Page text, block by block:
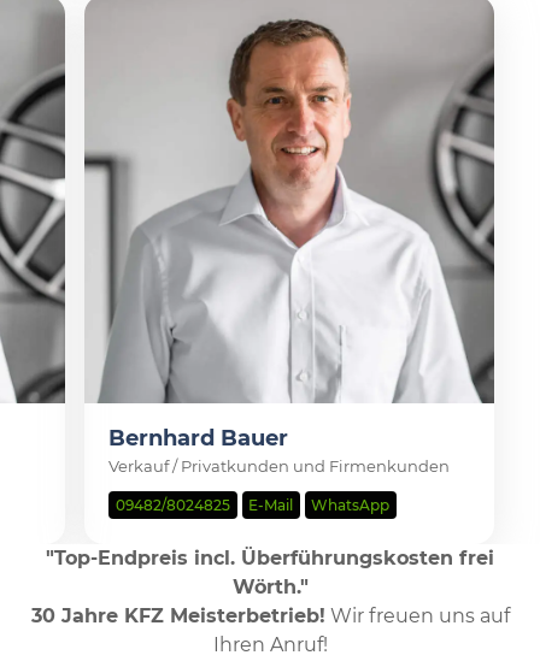
Bernhard Bauer
Verkauf / Privatkunden und Firmenkunden
09482/8024825 E-Mail WhatsApp
"Top-Endpreis incl. Überführungskosten frei
Wörth."
30 Jahre KFZ Meisterbetrieb! Wir freuen uns auf
Ihren Anruf!